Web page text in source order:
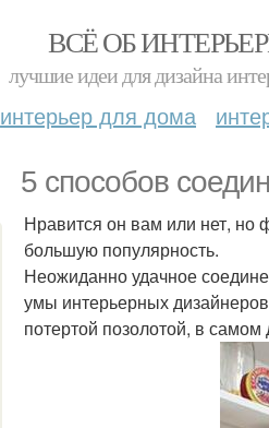
ВСЁ ОБ
лучшие идеи для дизайна
интерьер для дома
5 способов
Нравится он вам или нет, но
большую популярность.
Неожиданно удачное
умы интерьерных
потертой позолотой, в